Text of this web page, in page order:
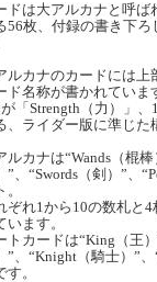
ドは大アルカナと呼ば
56枚、付録の書き下ろ
ルカナのカードには
ド名称が書かれていま
「Strength（力）」、
、ライダー版に準じた
ルカナは“Wands（棍棒
”、“Swords（剣）”、
ぞれ1から10の数札と
います。
トカードは“King（王
”、“Knight（騎士）”
す。